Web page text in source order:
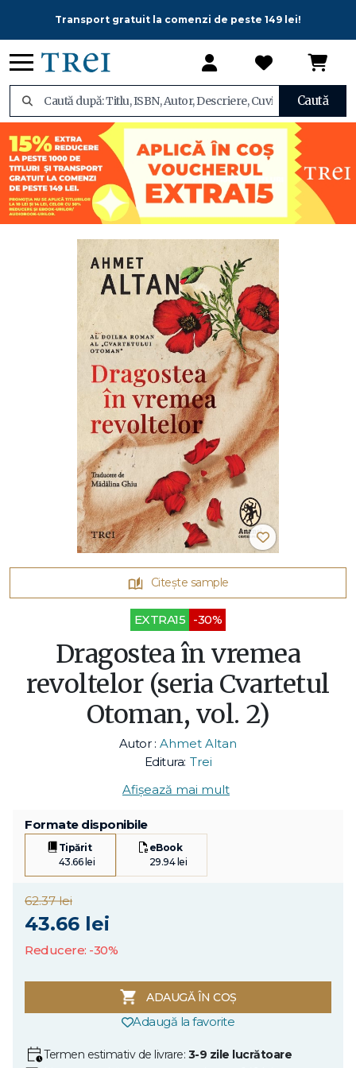
Transport gratuit la comenzi de peste 149 lei!
Caută
Citește sample
EXTRA15 -30%
Dragostea în vremea
revoltelor (seria Cvartetul
Otoman, vol. 2)
Autor : Ahmet Altan
Editura: Trei
Afișează mai mult
Formate disponibile
Tipărit
43.66 lei
eBook
29.94 lei
62.37 lei
43.66 lei
Reducere: -30%
ADAUGĂ ÎN COȘ
Adaugă la favorite
Termen estimativ de livrare: 3-9 zile lucrătoare